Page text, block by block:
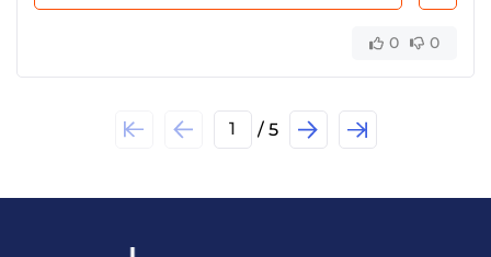
0 0
1 / 5